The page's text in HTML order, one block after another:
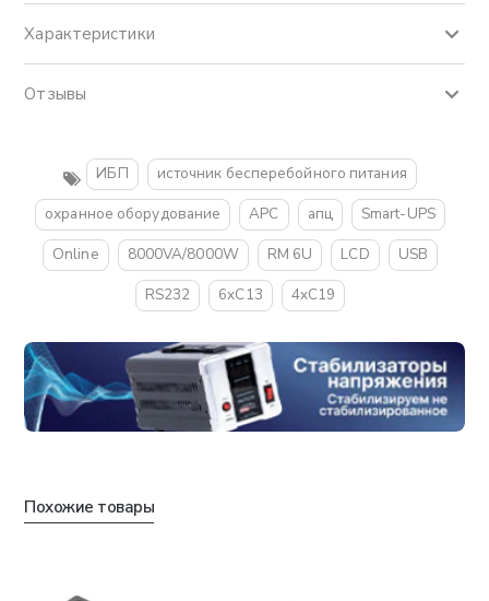
Характеристики
Отзывы
ИБП
источник бесперебойного питания
охранное оборудование
APC апц
Smart-UPS
Online
8000VA/8000W RM 6U LCD
USB
RS232
6xC13 4xC19
Похожие товары